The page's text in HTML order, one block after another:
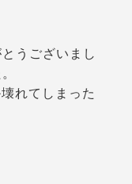
うございまし
れてしまった